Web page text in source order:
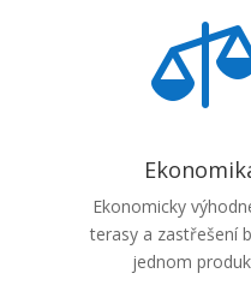
Ekonomicky
terasy a zastřešení
jednom